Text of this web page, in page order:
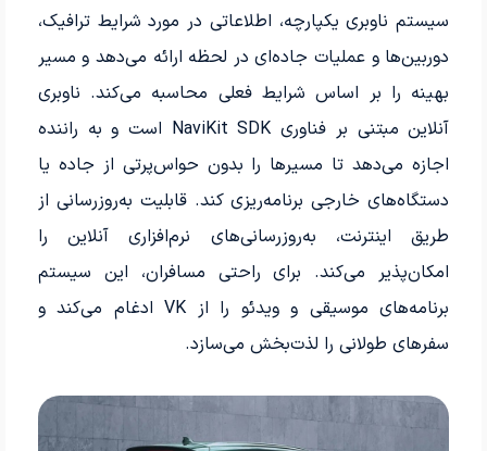
سیستم ناوبری یکپارچه، اطلاعاتی در مورد شرایط ترافیک،
دوربین‌ها و عملیات جاده‌ای در لحظه ارائه می‌دهد و مسیر
بهینه را بر اساس شرایط فعلی محاسبه می‌کند. ناوبری
آنلاین مبتنی بر فناوری NaviKit SDK است و به راننده
اجازه می‌دهد تا مسیرها را بدون حواس‌پرتی از جاده یا
دستگاه‌های خارجی برنامه‌ریزی کند. قابلیت به‌روزرسانی از
طریق اینترنت، به‌روزرسانی‌های نرم‌افزاری آنلاین را
امکان‌پذیر می‌کند. برای راحتی مسافران، این سیستم
برنامه‌های موسیقی و ویدئو را از VK ادغام می‌کند و
سفرهای طولانی را لذت‌بخش می‌سازد.